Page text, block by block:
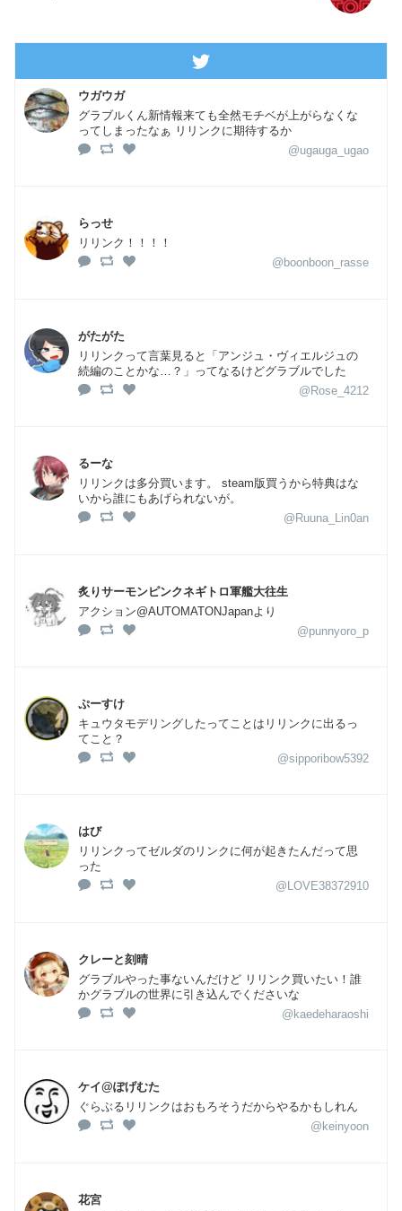
ウガウガ
グラブルくん新情報来ても全然モチベが上がらなくな
ってしまったなぁ リリンクに期待するか
@ugauga_ugao
らっせ
リリンク！！！！
@boonboon_rasse
がたがた
リリンクって言葉見ると「アンジュ・ヴィエルジュの
続編のことかな…？」ってなるけどグラブルでした
@Rose_4212
るーな
リリンクは多分買います。 steam版買うから特典はな
いから誰にもあげられないが。
@Ruuna_Lin0an
炙りサーモンピンクネギトロ軍艦大往生
アクション@AUTOMATONJapanより
@punnyoro_p
ぷーすけ
キュウタモデリングしたってことはリリンクに出るっ
てこと？
@sipporibow5392
はび
リリンクってゼルダのリンクに何が起きたんだって思
った
@LOVE38372910
クレーと刻晴
グラブルやった事ないんだけど リリンク買いたい！誰
かグラブルの世界に引き込んでくださいな
@kaedeharaoshi
ケイ@ぽげむた
ぐらぶるリリンクはおもろそうだからやるかもしれん
@keinyoon
花宮